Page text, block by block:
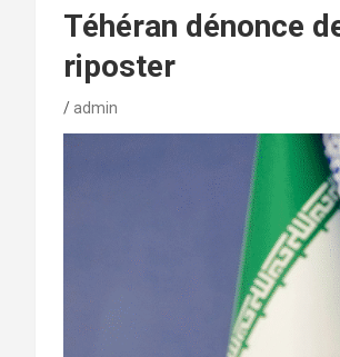
Téhéran dénonce
riposter
admin